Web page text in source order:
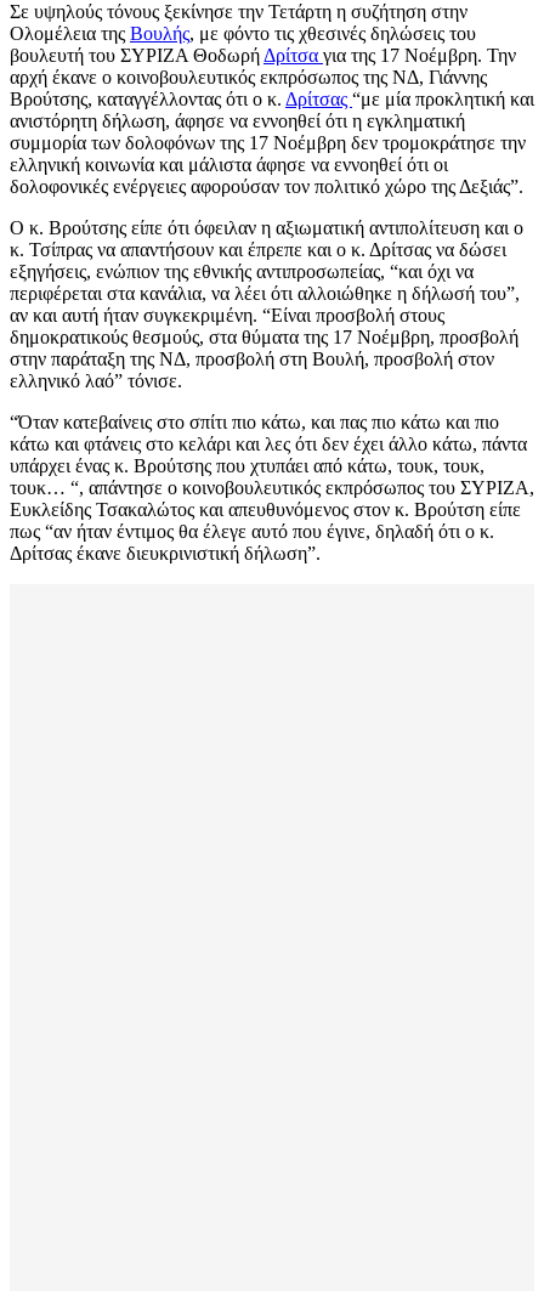
Σε υψηλούς τόνους ξεκίνησε την Τετάρτη η συζήτηση στην
Ολομέλεια της Βουλής, με φόντο τις χθεσινές δηλώσεις του
βουλευτή του ΣΥΡΙΖΑ Θοδωρή Δρίτσα για της 17 Νοέμβρη. Την
αρχή έκανε ο κοινοβουλευτικός εκπρόσωπος της ΝΔ, Γιάννης
Βρούτσης, καταγγέλλοντας ότι ο κ. Δρίτσας “με μία προκλητική και
ανιστόρητη δήλωση, άφησε να εννοηθεί ότι η εγκληματική
συμμορία των δολοφόνων της 17 Νοέμβρη δεν τρομοκράτησε την
ελληνική κοινωνία και μάλιστα άφησε να εννοηθεί ότι οι
δολοφονικές ενέργειες αφορούσαν τον πολιτικό χώρο της Δεξιάς”.
Ο κ. Βρούτσης είπε ότι όφειλαν η αξιωματική αντιπολίτευση και ο
κ. Τσίπρας να απαντήσουν και έπρεπε και ο κ. Δρίτσας να δώσει
εξηγήσεις, ενώπιον της εθνικής αντιπροσωπείας, “και όχι να
περιφέρεται στα κανάλια, να λέει ότι αλλοιώθηκε η δήλωσή του”,
αν και αυτή ήταν συγκεκριμένη. “Είναι προσβολή στους
δημοκρατικούς θεσμούς, στα θύματα της 17 Νοέμβρη, προσβολή
στην παράταξη της ΝΔ, προσβολή στη Βουλή, προσβολή στον
ελληνικό λαό” τόνισε.
“Όταν κατεβαίνεις στο σπίτι πιο κάτω, και πας πιο κάτω και πιο
κάτω και φτάνεις στο κελάρι και λες ότι δεν έχει άλλο κάτω, πάντα
υπάρχει ένας κ. Βρούτσης που χτυπάει από κάτω, τουκ, τουκ,
τουκ… “, απάντησε ο κοινοβουλευτικός εκπρόσωπος του ΣΥΡΙΖΑ,
Ευκλείδης Τσακαλώτος και απευθυνόμενος στον κ. Βρούτση είπε
πως “αν ήταν έντιμος θα έλεγε αυτό που έγινε, δηλαδή ότι ο κ.
Δρίτσας έκανε διευκρινιστική δήλωση”.